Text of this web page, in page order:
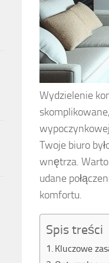
Wydzielenie
Twoje biuro
wnętrza.
udane
komfortu.
Spis treści
Kluczowe